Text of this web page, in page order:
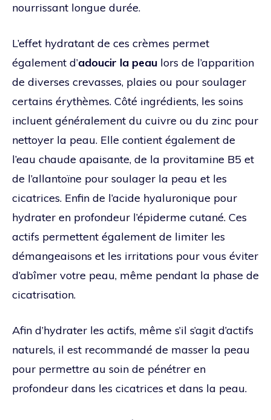
nourrissant longue durée.
L’effet hydratant de ces crèmes permet
également d’adoucir la peau lors de l’apparition
de diverses crevasses, plaies ou pour soulager
certains érythèmes. Côté ingrédients, les soins
incluent généralement du cuivre ou du zinc pour
nettoyer la peau. Elle contient également de
l’eau chaude apaisante, de la provitamine B5 et
de l’allantoïne pour soulager la peau et les
cicatrices. Enfin de l’acide hyaluronique pour
hydrater en profondeur l’épiderme cutané. Ces
actifs permettent également de limiter les
démangeaisons et les irritations pour vous éviter
d’abîmer votre peau, même pendant la phase de
cicatrisation.
Afin d’hydrater les actifs, même s’il s’agit d’actifs
naturels, il est recommandé de masser la peau
pour permettre au soin de pénétrer en
profondeur dans les cicatrices et dans la peau.